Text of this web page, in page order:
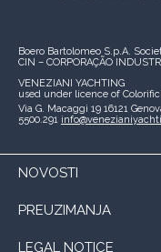
Boero Bartolomeo S.p.A.
CIN – CORPORAÇÃO
VENEZIANI YACHTING
used under licence of
Via G. Macaggi 19 16121
5500.291
NOVOSTI
PREUZIMANJA
LEGAL NOTICE